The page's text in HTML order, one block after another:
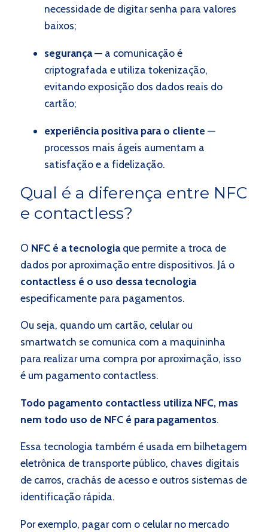
necessidade de digitar senha para valores
baixos;
segurança— a comunicação é
criptografada e utiliza tokenização,
evitando exposição dos dados reais do
cartão;
experiência positiva para o cliente —
processos mais ágeis aumentam a
satisfação e a fidelização.
Qual é a diferença entre NFC
e contactless?
O NFC é a tecnologiaque permite a troca de
dados por aproximação entre dispositivos. Já o
contactless é o uso dessa tecnologia
especificamente para pagamentos.
Ou seja, quando um cartão, celular ou
smartwatch se comunica com a maquininha
para realizar uma compra por aproximação, isso
é um pagamento contactless.
Todo pagamento contactless utiliza NFC, mas
nem todo uso de NFC é para pagamentos.
Essa tecnologia também é usada em bilhetagem
eletrônica de transporte público, chaves digitais
de carros, crachás de acesso e outros sistemas de
identificação rápida.
Por exemplo, pagar com o celular no mercado